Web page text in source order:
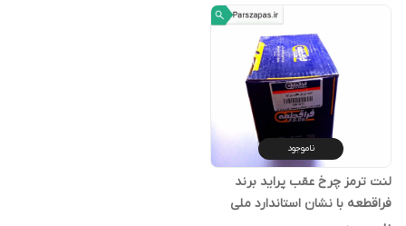
ناموجود
لنت ترمز چرخ عقب پراید برند
فراقطعه با نشان استاندارد ملی